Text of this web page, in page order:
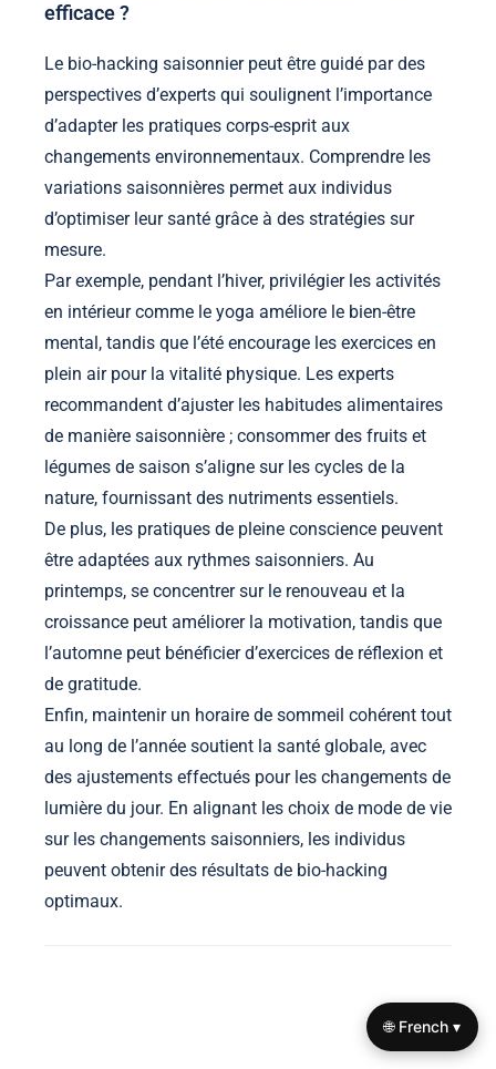
efficace ?
Le bio-hacking saisonnier peut être guidé par des
perspectives d’experts qui soulignent l’importance
d’adapter les pratiques corps-esprit aux
changements environnementaux. Comprendre les
variations saisonnières permet aux individus
d’optimiser leur santé grâce à des stratégies sur
mesure.
Par exemple, pendant l’hiver, privilégier les activités
en intérieur comme le yoga améliore le bien-être
mental, tandis que l’été encourage les exercices en
plein air pour la vitalité physique. Les experts
recommandent d’ajuster les habitudes alimentaires
de manière saisonnière ; consommer des fruits et
légumes de saison s’aligne sur les cycles de la
nature, fournissant des nutriments essentiels.
De plus, les pratiques de pleine conscience peuvent
être adaptées aux rythmes saisonniers. Au
printemps, se concentrer sur le renouveau et la
croissance peut améliorer la motivation, tandis que
l’automne peut bénéficier d’exercices de réflexion et
de gratitude.
Enfin, maintenir un horaire de sommeil cohérent tout
au long de l’année soutient la santé globale, avec
des ajustements effectués pour les changements de
lumière du jour. En alignant les choix de mode de vie
sur les changements saisonniers, les individus
peuvent obtenir des résultats de bio-hacking
optimaux.
🌐 French ▾